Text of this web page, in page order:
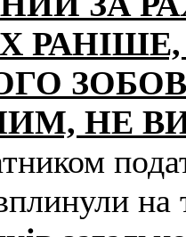
НЕ
на